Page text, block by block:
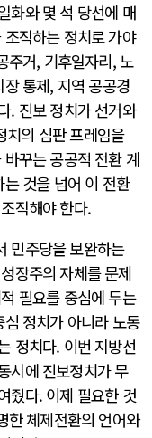
화와 몇 석 당선에 매
직하는 정치로 가야
주거, 기후일자리, 노
통제, 지역 공공경
. 진보 정치가 선거와
치의 심판 프레임을
꾸는 공공적 전환 계
것을 넘어 이 전환
직해야 한다.
민주당을 보완하는
장주의 자체를 문제
필요를 중심에 두는
정치가 아니라 노동
정치다. 이번 지방선
시에 진보정치가 무
줬다. 이제 필요한 것
한 체제전환의 언어와